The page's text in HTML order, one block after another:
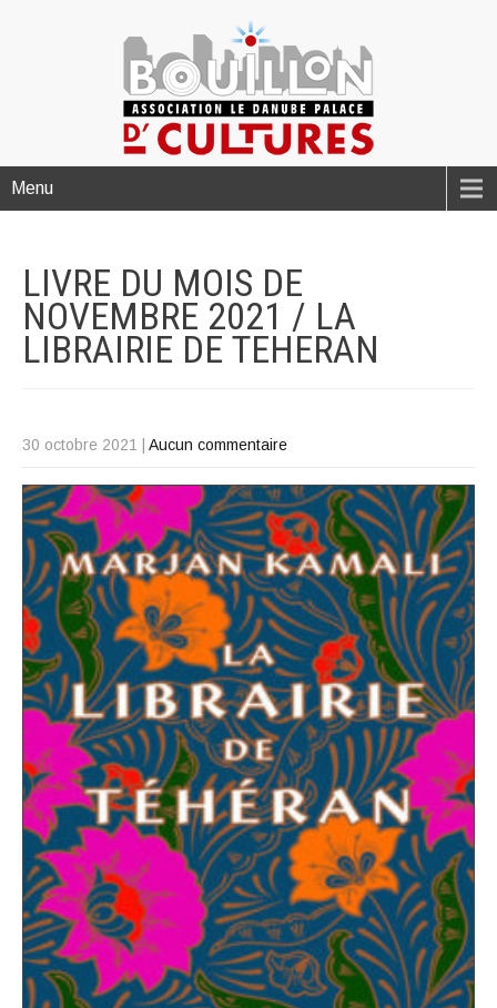
Menu
LIVRE DU MOIS DE
NOVEMBRE 2021 / LA
LIBRAIRIE DE TEHERAN
30 octobre 2021 Aucun commentaire